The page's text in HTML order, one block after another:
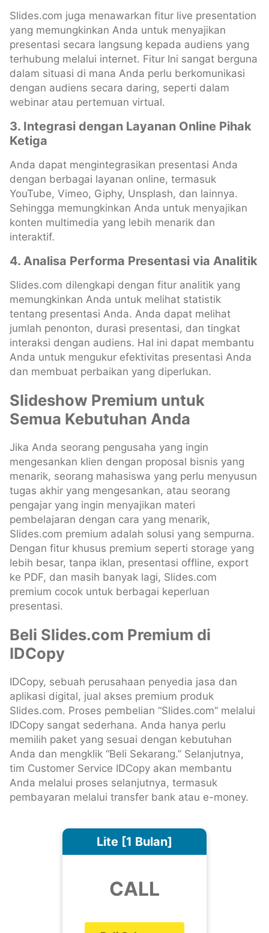
Slides.com juga menawarkan fitur live presentation
yang memungkinkan Anda untuk menyajikan
presentasi secara langsung kepada audiens yang
terhubung melalui internet. Fitur Ini sangat berguna
dalam situasi di mana Anda perlu berkomunikasi
dengan audiens secara daring, seperti dalam
webinar atau pertemuan virtual.
3. Integrasi dengan Layanan Online Pihak
Ketiga
Anda dapat mengintegrasikan presentasi Anda
dengan berbagai layanan online, termasuk
YouTube, Vimeo, Giphy, Unsplash, dan lainnya.
Sehingga memungkinkan Anda untuk menyajikan
konten multimedia yang lebih menarik dan
interaktif.
4. Analisa Performa Presentasi via Analitik
Slides.com dilengkapi dengan fitur analitik yang
memungkinkan Anda untuk melihat statistik
tentang presentasi Anda. Anda dapat melihat
jumlah penonton, durasi presentasi, dan tingkat
interaksi dengan audiens. Hal ini dapat membantu
Anda untuk mengukur efektivitas presentasi Anda
dan membuat perbaikan yang diperlukan.
Slideshow Premium untuk
Semua Kebutuhan Anda
Jika Anda seorang pengusaha yang ingin
mengesankan klien dengan proposal bisnis yang
menarik, seorang mahasiswa yang perlu menyusun
tugas akhir yang mengesankan, atau seorang
pengajar yang ingin menyajikan materi
pembelajaran dengan cara yang menarik,
Slides.com premium adalah solusi yang sempurna.
Dengan fitur khusus premium seperti storage yang
lebih besar, tanpa iklan, presentasi offline, export
ke PDF, dan masih banyak lagi, Slides.com
premium cocok untuk berbagai keperluan
presentasi.
Beli Slides.com Premium di
IDCopy
IDCopy, sebuah perusahaan penyedia jasa dan
aplikasi digital, jual akses premium produk
Slides.com. Proses pembelian “Slides.com” melalui
IDCopy sangat sederhana. Anda hanya perlu
memilih paket yang sesuai dengan kebutuhan
Anda dan mengklik “Beli Sekarang.” Selanjutnya,
tim Customer Service IDCopy akan membantu
Anda melalui proses selanjutnya, termasuk
pembayaran melalui transfer bank atau e-money.
Lite [1 Bulan]
CALL